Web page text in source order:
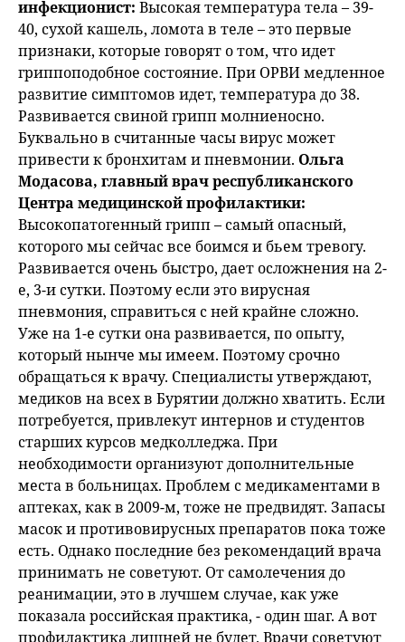
инфекционист: Высокая температура тела – 39-
40, сухой кашель, ломота в теле – это первые
признаки, которые говорят о том, что идет
гриппоподобное состояние. При ОРВИ медленное
развитие симптомов идет, температура до 38.
Развивается свиной грипп молниеносно.
Буквально в считанные часы вирус может
привести к бронхитам и пневмонии. Ольга
Модасова, главный врач республиканского
Центра медицинской профилактики:
Высокопатогенный грипп – самый опасный,
которого мы сейчас все боимся и бьем тревогу.
Развивается очень быстро, дает осложнения на 2-
е, 3-и сутки. Поэтому если это вирусная
пневмония, справиться с ней крайне сложно.
Уже на 1-е сутки она развивается, по опыту,
который нынче мы имеем. Поэтому срочно
обращаться к врачу. Специалисты утверждают,
медиков на всех в Бурятии должно хватить. Если
потребуется, привлекут интернов и студентов
старших курсов медколледжа. При
необходимости организуют дополнительные
места в больницах. Проблем с медикаментами в
аптеках, как в 2009-м, тоже не предвидят. Запасы
масок и противовирусных препаратов пока тоже
есть. Однако последние без рекомендаций врача
принимать не советуют. От самолечения до
реанимации, это в лучшем случае, как уже
показала российская практика, - один шаг. А вот
профилактика лишней не будет. Врачи советуют